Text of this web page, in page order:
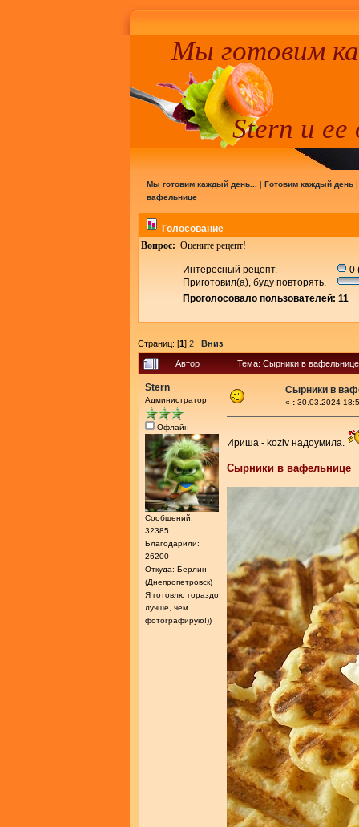
Мы готовим
Stern и ее
Мы готовим каждый день... | Готовим каждый день
вафельнице
Голосование
Вопрос: Оцените рецепт!
Интересный рецепт.
0
Приготовил(а), буду повторять.
Проголосовало пользователей: 11
Страниц: [1] 2 Вниз
Автор Тема: Сырники в
Stern
Администратор
Офлайн
Сообщений:
32385
Благодарили:
26200
Откуда: Берлин
(Днепропетровск)
Я готовлю гораздо
лучше, чем
фотографирую!))
Сырники в
« : 30.03.2024
Ириша - koziv надоумила.
Сырники в вафельнице